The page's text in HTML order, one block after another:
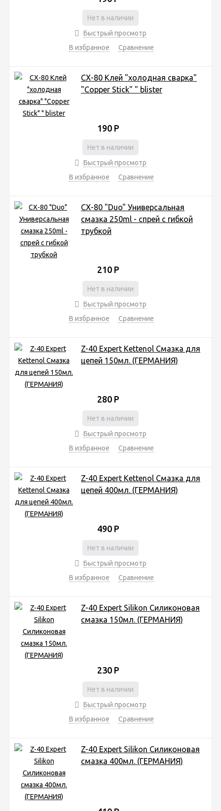
Нет в наличии
Быстрый просмотр
В избранное
Сравнение
CX-80 Клей "холодная сварка"
"Copper Stick" " blister
190 Р
Нет в наличии
Быстрый просмотр
В избранное
Сравнение
CX-80 "Duo" Универсальная
смазка 250ml - спрей с гибкой
трубкой
210 Р
Нет в наличии
Быстрый просмотр
В избранное
Сравнение
Z-40 Expert Kettenol Смазка для
цепей 150мл. (ГЕРМАНИЯ)
280 Р
Нет в наличии
Быстрый просмотр
В избранное
Сравнение
Z-40 Expert Kettenol Смазка для
цепей 400мл. (ГЕРМАНИЯ)
490 Р
Нет в наличии
Быстрый просмотр
В избранное
Сравнение
Z-40 Expert Silikon Силиконовая
смазка 150мл. (ГЕРМАНИЯ)
230 Р
Нет в наличии
Быстрый просмотр
В избранное
Сравнение
Z-40 Expert Silikon Силиконовая
смазка 400мл. (ГЕРМАНИЯ)